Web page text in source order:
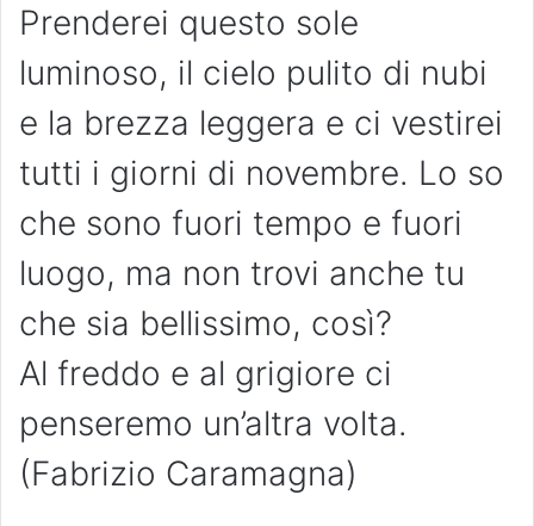
Prenderei questo sole
luminoso, il cielo pulito di nubi
e la brezza leggera e ci vestirei
tutti i giorni di novembre. Lo so
che sono fuori tempo e fuori
luogo, ma non trovi anche tu
che sia bellissimo, così?
Al freddo e al grigiore ci
penseremo un’altra volta.
(Fabrizio Caramagna)